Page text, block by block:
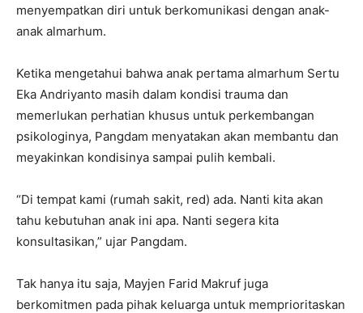
menyempatkan diri untuk berkomunikasi dengan anak-
anak almarhum.
Ketika mengetahui bahwa anak pertama almarhum Sertu
Eka Andriyanto masih dalam kondisi trauma dan
memerlukan perhatian khusus untuk perkembangan
psikologinya, Pangdam menyatakan akan membantu dan
meyakinkan kondisinya sampai pulih kembali.
“Di tempat kami (rumah sakit, red) ada. Nanti kita akan
tahu kebutuhan anak ini apa. Nanti segera kita
konsultasikan,” ujar Pangdam.
Tak hanya itu saja, Mayjen Farid Makruf juga
berkomitmen pada pihak keluarga untuk memprioritaskan